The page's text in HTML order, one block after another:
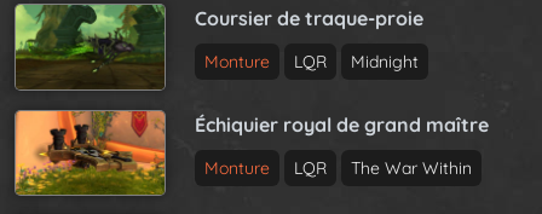
Coursier de traque-proie
Monture LQR Midnight
Échiquier royal de grand maître
Monture LQR The War Within